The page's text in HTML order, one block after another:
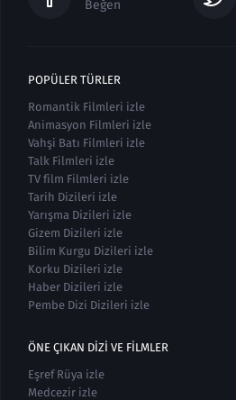
Beğen
POPÜLER TÜRLER
Romantik Filmleri izle
Animasyon Filmleri izle
Vahşi Batı Filmleri izle
Talk Filmleri izle
TV film Filmleri izle
Tarih Dizileri izle
Yarışma Dizileri izle
Gizem Dizileri izle
Bilim Kurgu Dizileri izle
Korku Dizileri izle
Haber Dizileri izle
Pembe Dizi Dizileri izle
ÖNE ÇIKAN DIZI VE FILMLER
Eşref Rüya izle
Medcezir izle